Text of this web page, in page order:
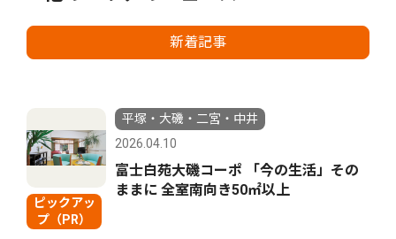
新着記事
ピックアッ
プ（PR）
平塚・大磯・二宮・中井
2026.04.10
富士白苑大磯コーポ 「今の生活」その
ままに 全室南向き50㎡以上